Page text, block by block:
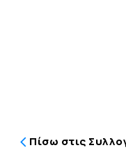
Πίσω στις